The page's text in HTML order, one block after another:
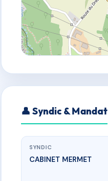
👤 Syndic & Mandat
SYNDIC
CABINET MERMET